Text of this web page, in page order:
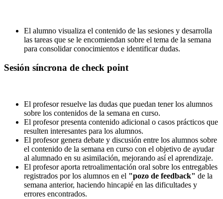
El alumno visualiza el contenido de las sesiones y desarrolla
las tareas que se le encomiendan sobre el tema de la semana
para consolidar conocimientos e identificar dudas.
Sesión síncrona de check point
El profesor resuelve las dudas que puedan tener los alumnos
sobre los contenidos de la semana en curso.
El profesor presenta contenido adicional o casos prácticos que
resulten interesantes para los alumnos.
El profesor genera debate y discusión entre los alumnos sobre
el contenido de la semana en curso con el objetivo de ayudar
al alumnado en su asimilación, mejorando así el aprendizaje.
El profesor aporta retroalimentación oral sobre los entregables
registrados por los alumnos en el "pozo de feedback" de la
semana anterior, haciendo hincapié en las dificultades y
errores encontrados.